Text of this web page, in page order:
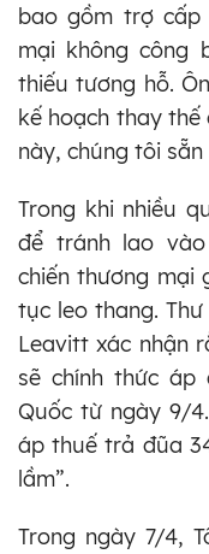
bao gồm trợ cấp
mại không công
thiếu tương hỗ.
kế hoạch thay
này, chúng tôi
Trong khi nhiều
để tránh lao
chiến thương mại
tục leo thang.
Leavitt xác nhận
sẽ chính thức áp
Quốc từ ngày 9/
áp thuế trả đũa
lầm”.
Trong ngày 7/4,